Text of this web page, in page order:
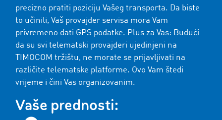
precizno pratiti poziciju Vašeg transporta. Da biste
to učinili, Vaš provajder servisa mora Vam
privremeno dati GPS podatke. Plus za Vas: Budući
da su svi telematski provajderi ujedinjeni na
TIMOCOM tržištu, ne morate se prijavljivati ​​na
različite telematske platforme. Ovo Vam štedi
vrijeme i čini Vas organizovanim.
Vaše prednosti: